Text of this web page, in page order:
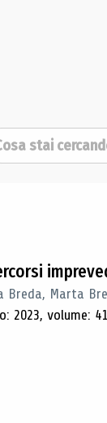
ricerca
Breda, Marta
2023, volume: